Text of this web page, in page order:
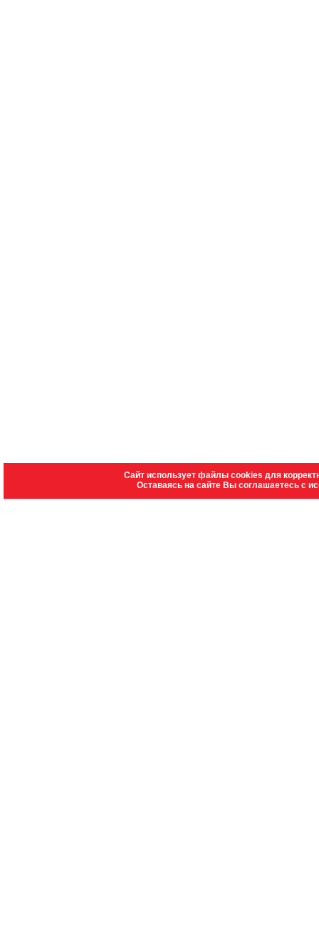
Сайт использует файлы cookies для
Оставаясь на сайте Вы соглашаетесь с